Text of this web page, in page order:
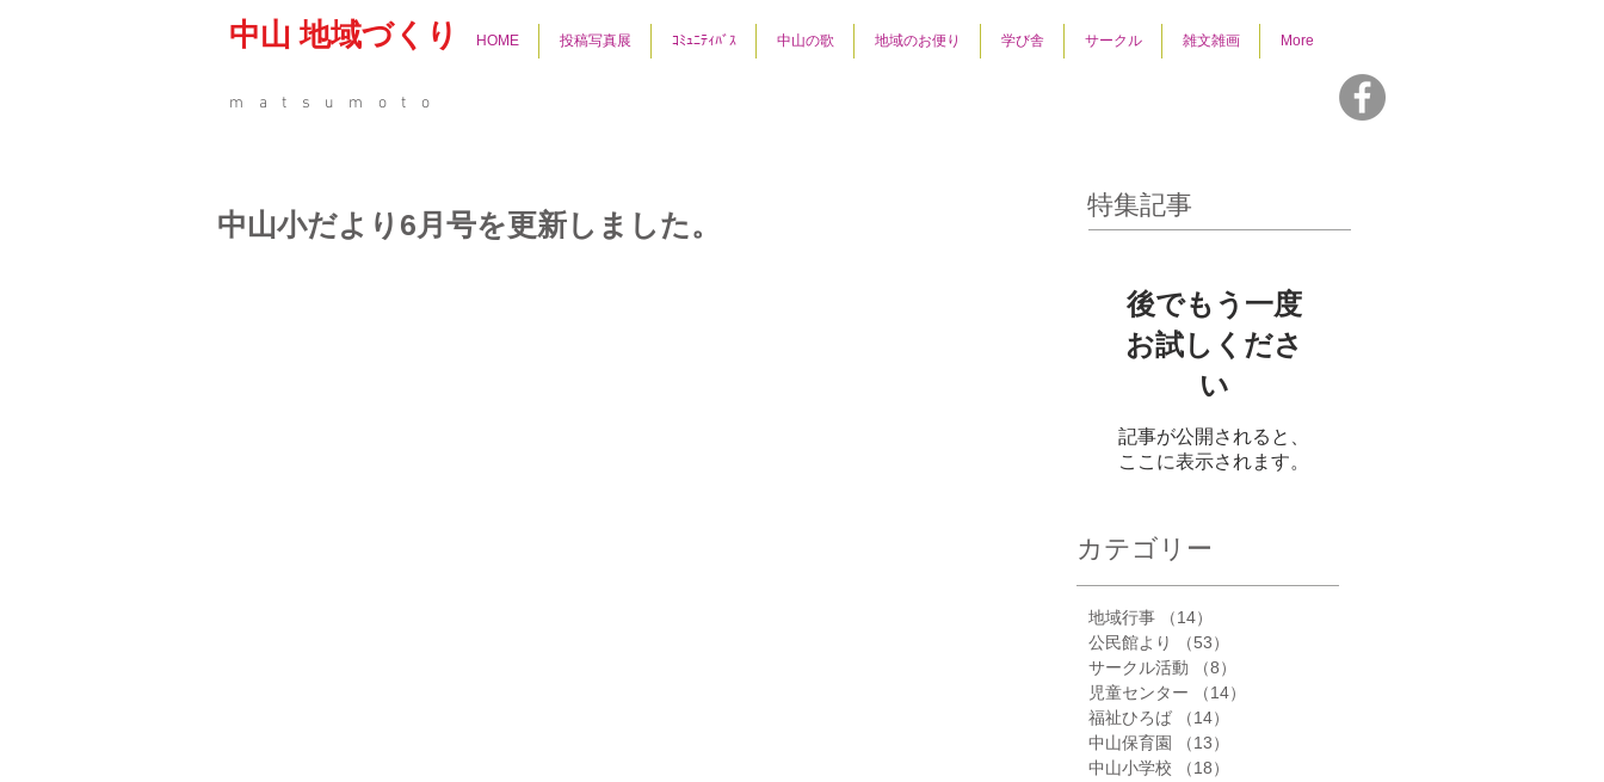
中山 地域づくり HOME 投稿写真展 ｺﾐｭﾆﾃｨﾊﾞｽ 中山の歌 地域のお便り 学び舎 サークル 雑文雑画 More
matsumoto
中山小だより6月号を更新しました。
特集記事
後でもう一度
お試しくださ
い
記事が公開されると、
ここに表示されます。
カテゴリー
地域行事 （14）
公民館より
（53）
サークル活動
（8）
児童センター
（14）
福祉ひろば
（14）
中山保育園
（13）
中山小学校
（18）